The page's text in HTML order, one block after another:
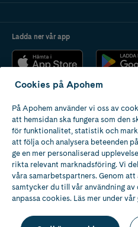
Ladda ner vår app
Apotek med tillstånd
av Läkemedelsverket
Cookies på Apohem
På Apohem använder vi oss av
att hemsidan ska fungera som den
för funktionalitet, statistik och
att följa och analysera beteenden
ge en mer personaliserad
rikta relevant marknadsföring. Vi
våra samarbetspartners. Genom
samtycker du till vår användning av
anpassa cookies. Läs mer under vår